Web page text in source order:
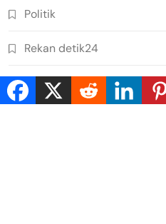
Politik
Rekan detik24
Rohul